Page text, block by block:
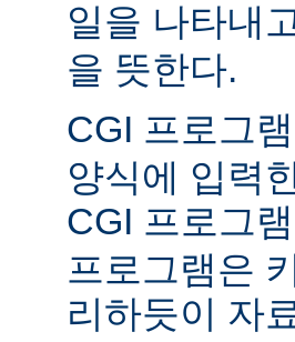
일을 나타내
을 뜻한다.
CGI 프로그
양식에 입력
CGI 프로그
프로그램은
리하듯이 자